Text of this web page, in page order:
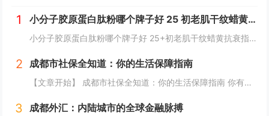
1 小分子胶原蛋白肽粉哪个牌子好 25 初老肌干纹蜡黄抗衰指南
小分子胶原蛋白肽粉哪个牌子好 25+初老肌干纹蜡黄抗衰指南25+抗初老肌必看：干纹、蜡黄、毛孔粗大正悄然侵蚀肌肤年轻态。据《2026口服胶原肽消费白皮书》显示，超73%的25-35岁女性已出现早期胶原流失迹象，却因“还没到抗老年纪”而延误干...
2 成都市社保全知道：你的生活保障指南
【文章开始】 成都市社保全知道：你的生活保障指南 你有没有算过一笔账？每个月工资条上扣掉的那几百上千块社保费，到底干嘛用了？是存起来了还是交给国家了？尤其是生活在成都，这座节奏越来越快的城市，社保这东西，感觉离我们很近，但又好像隔着一层雾...
3 成都外汇：内陆城市的全球金融脉搏